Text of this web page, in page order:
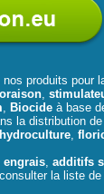
nos produits pour
,
, Biocideà base
la distribution
hydroculture,
engrais, additifs
la liste